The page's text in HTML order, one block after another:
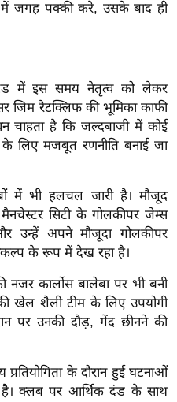
में जगह पक्की करे, उसके बाद ही
में इस समय नेतृत्व को लेकर
जिम रैटक्लिफ की भूमिका काफी
चाहता है कि जल्दबाजी में कोई
के लिए मजबूत रणनीति बनाई जा
में भी हलचल जारी है। मौजूद
सिटी के गोलकीपर जेम्स
उन्हें अपने मौजूदा गोलकीपर
के रूप में देख रहा है।
कार्लोस बालेबा पर भी बनी
खेल शैली टीम के लिए उपयोगी
पर उनकी दौड़, गेंद छीनने की
के दौरान हुई घटनाओं
है। क्लब पर आर्थिक दंड के साथ